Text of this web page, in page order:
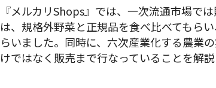
『メルカリShops』では、一次流通市場で
は、規格外野菜と正規品を食べ比べてもら
らいました。同時に、六次産業化する農業
けではなく販売まで行なっていることを解説